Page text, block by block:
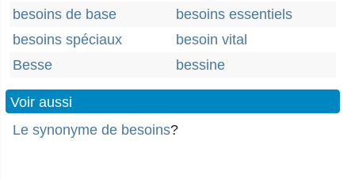
besoins de base
besoins essentiels
besoins spéciaux
besoin vital
Besse
bessine
Voir aussi
Le synonyme de besoins?